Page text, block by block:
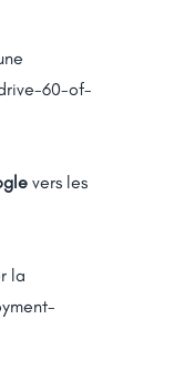
60-of-
vers les
la